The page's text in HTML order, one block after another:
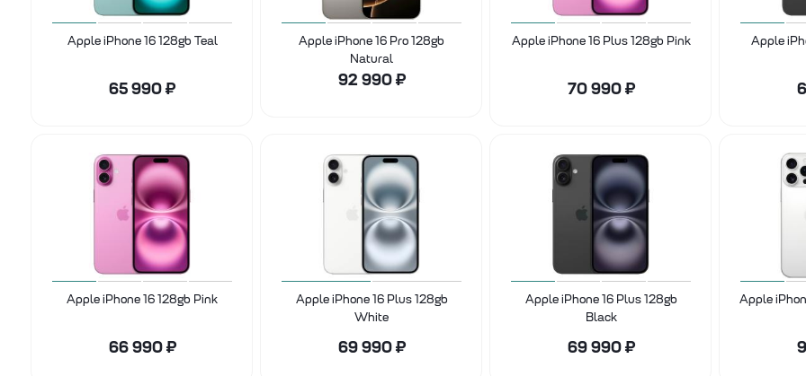
Apple iPhone 16 128gb Teal
65 990₽
Apple iPhone 16 Pro 128gb
Natural
92 990₽
Apple iPhone 16 Plus 128gb Pink
70 990₽
Apple
Apple iPhone 16 128gb Pink
66 990₽
Apple iPhone 16 Plus 128gb
White
69 990₽
Apple iPhone 16 Plus 128gb
Black
69 990₽
Apple